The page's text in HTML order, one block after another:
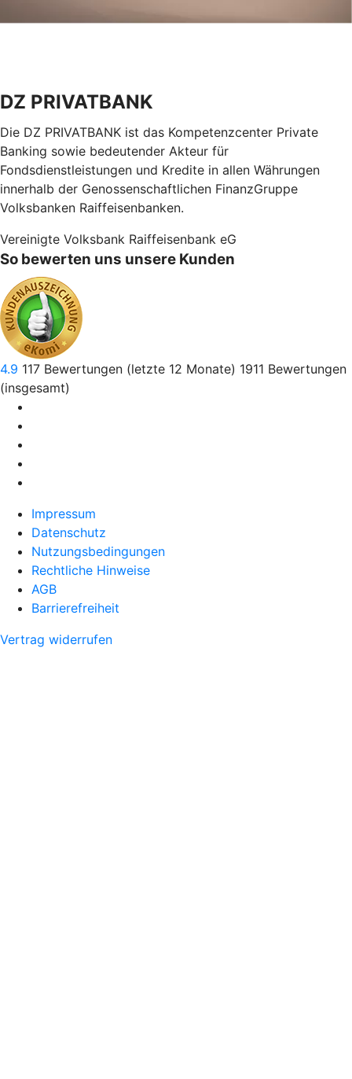
DZ PRIVATBANK
Die DZ PRIVATBANK ist das Kompetenzcenter Private
Banking sowie bedeutender Akteur für
Fondsdienstleistungen und Kredite in allen Währungen
innerhalb der Genossenschaftlichen FinanzGruppe
Volksbanken Raiffeisenbanken.
Vereinigte Volksbank Raiffeisenbank eG
So bewerten uns unsere Kunden
4.9 117 Bewertungen (letzte 12 Monate) 1911 Bewertungen
(insgesamt)
Impressum
Datenschutz
Nutzungsbedingungen
Rechtliche Hinweise
AGB
Barrierefreiheit
Vertrag widerrufen